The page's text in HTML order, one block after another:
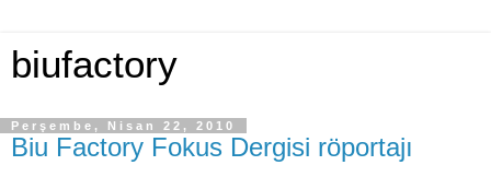
biufactory
Perşembe, Nisan 22, 2010
Biu Factory Fokus Dergisi röportajı